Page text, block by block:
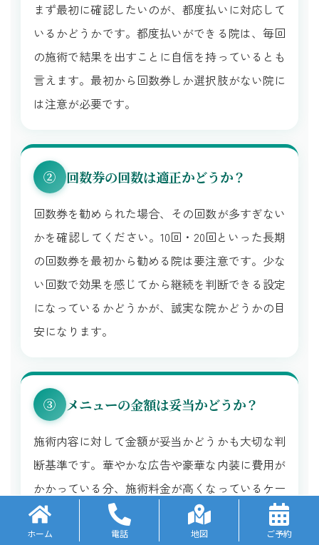
まず最初に確認したいのが、都度払いに対応して
いるかどうかです。都度払いができる院は、毎回
の施術で結果を出すことに自信を持っているとも
言えます。最初から回数券しか選択肢がない院に
は注意が必要です。
② 回数券の回数は適正かどうか？
回数券を勧められた場合、その回数が多すぎない
かを確認してください。10回・20回といった長期
の回数券を最初から勧める院は要注意です。少な
い回数で効果を感じてから継続を判断できる設定
になっているかどうかが、誠実な院かどうかの目
安になります。
③ メニューの金額は妥当かどうか？
施術内容に対して金額が妥当かどうかも大切な判
断基準です。華やかな広告や豪華な内装に費用が
かかっている分、施術料金が高くなっているケー
スもあります。メニューの内容と金額のバランス
をしっかり確認しましょう。
ホーム 電話 地図 ご予約